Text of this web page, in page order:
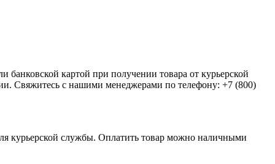
картой при получении товара от курьерской
Свяжитесь с нашими менеджерами по телефону: +7 (800)
курьерской службы. Оплатить товар можно наличными